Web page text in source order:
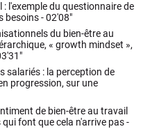
l'exemple du questionnaire de
besoins -02'08"
du bien-être au
« growth mindset »,
salariés : la perception de
progression, sur une
de bien-être au travail
font que cela n'arrive pas -